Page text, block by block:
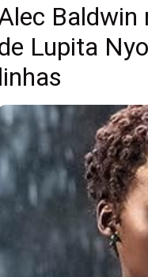
Baldwin
Lupita
linhas